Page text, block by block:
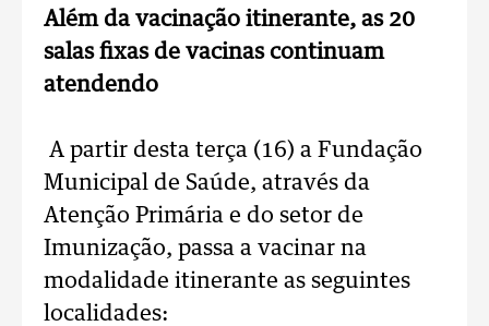
Além da vacinação itinerante, as 20
salas fixas de vacinas continuam
atendendo
A partir desta terça (16) a Fundação
Municipal de Saúde, através da
Atenção Primária e do setor de
Imunização, passa a vacinar na
modalidade itinerante as seguintes
localidades: